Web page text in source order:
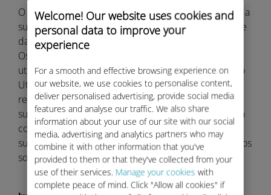
Welcome! Our website uses cookies and
personal data to improve your
experience
For a smooth and effective browsing experience on
our website, we use cookies to personalise content,
deliver personalised advertising, provide social media
features and analyse our traffic. We also share
information about your use of our site with our social
media, advertising and analytics partners who may
combine it with other information that you've
provided to them or that they've collected from your
use of their services. Manage your cookies with
complete peace of mind. Click "Allow all cookies" if
O seu Plano de Dados será debitado de acordo com a
sua utilização do Serviço (consumindo o seu limite de
dados).
Os subsídios do Plano de Dados só podem ser
utilizados para o nosso Serviço no seu Dispositivo e o
Utilizador não terá direito a receber qualquer
reembolso em dinheiro por qualquer crédito ou
subsídio remanescente, salvo indicação expressa em
contrário no presente Contrato. Os créditos e
subsídios não são transferíveis e não serão pagos juros
sobre saldos de crédito ou subsídios.